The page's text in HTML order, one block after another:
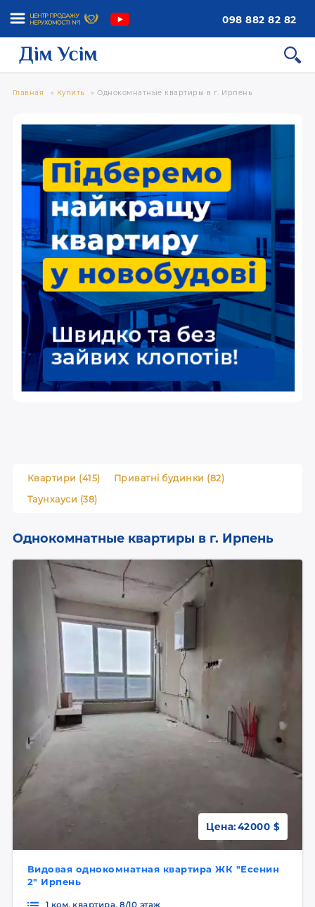
098 882 82 82
Главная » Купить » Однокомнатные квартиры в г. Ирпень
Квартири (415)
Приватні будинки (82)
Таунхауси (38)
Однокомнатные квартиры в г. Ирпень
Видовая однокомнатная квартира ЖК "Есенин
2" Ирпень
Цена:42000 $